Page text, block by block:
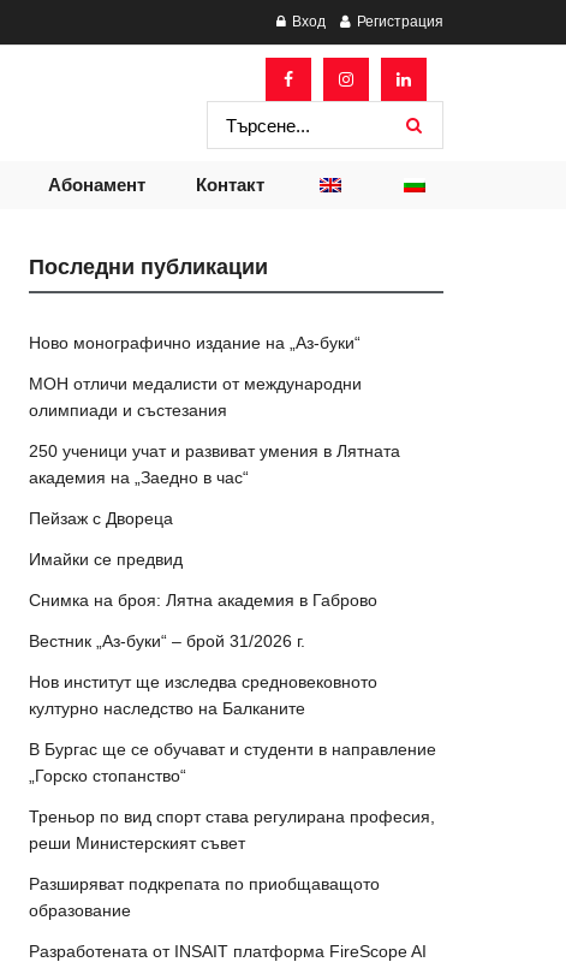
Вход Регистрация
Абонамент Контакт
Последни публикации
Ново монографично издание на „Аз-буки“
МОН отличи медалисти от международни
олимпиади и състезания
250 ученици учат и развиват умения в Лятната
академия на „Заедно в час“
Пейзаж с Двореца
Имайки се предвид
Снимка на броя: Лятна академия в Габрово
Вестник „Аз-буки“ – брой 31/2026 г.
Нов институт ще изследва средновековното
културно наследство на Балканите
В Бургас ще се обучават и студенти в направление
„Горско стопанство“
Треньор по вид спорт става регулирана професия,
реши Министерският съвет
Разширяват подкрепата по приобщаващото
образование
Разработената от INSAIT платформа FireScope AI